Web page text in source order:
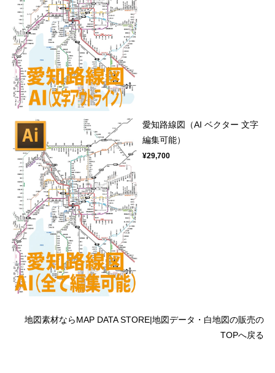
愛知路線図（AI ベクター 文字
編集可能）
¥29,700
地図素材ならMAP DATA STORE|地図データ・白地図の販売の
TOPへ戻る